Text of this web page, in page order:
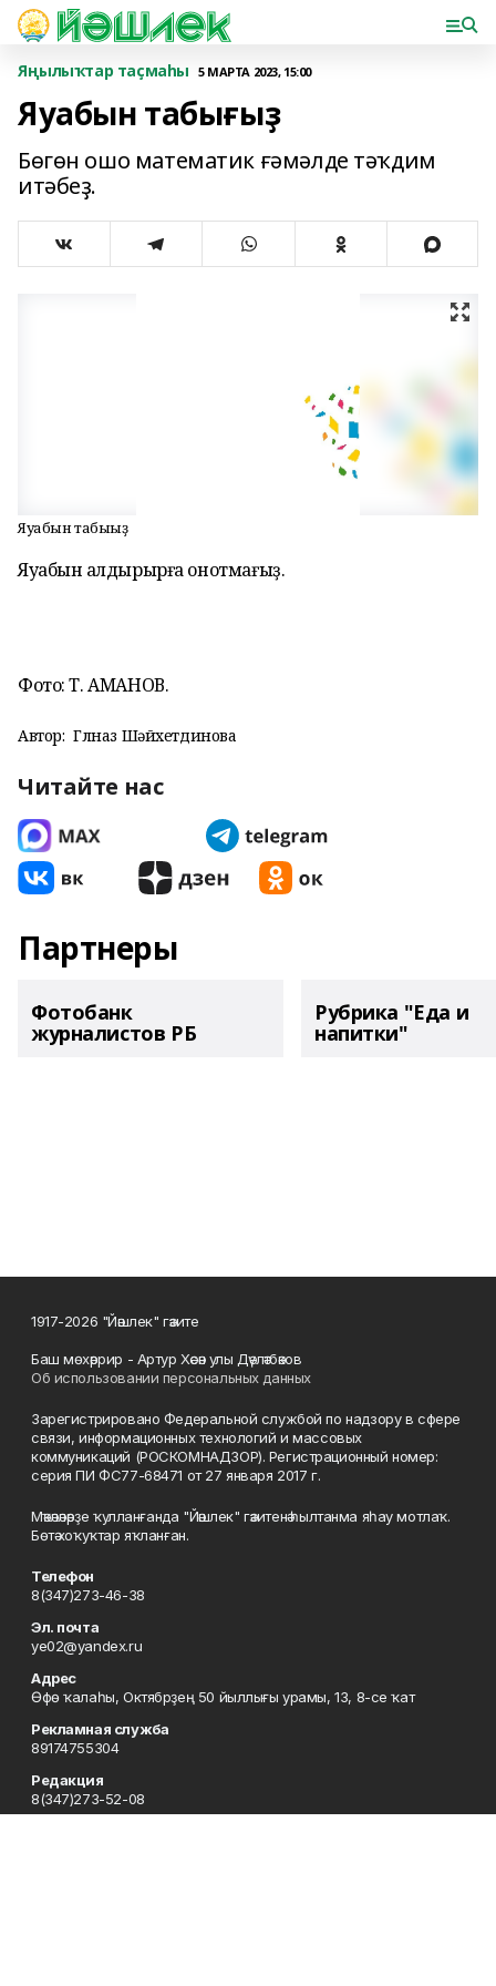
Яңылыҡтар таҫмаһы 5 МАРТА 2023, 15:00
Яуабын табығыҙ
Бөгөн ошо математик ғәмәлде тәҡдим
итәбеҙ.
Яуабын табығыҙ
Яуабын ҡалдырырға онотмағыҙ.
Фото: Т. АМАНОВ.
Автор: Гөлназ Шәйхетдинова
Читайте нас
Партнеры
Фотобанк
журналистов РБ
Рубрика "Еда и
напитки"
1917-2026 "Йәшлек" гәзите
Баш мөхәррир - Артур Хәсән улы Дәүләтбәков
Об использовании персональных данных
Зарегистрировано Федеральной службой по надзору в сфере
связи, информационных технологий и массовых
коммуникаций (РОСКОМНАДЗОР). Регистрационный номер:
серия ПИ ФС77-68471 от 27 января 2017 г.
Мәҡәләләрҙе ҡулланғанда "Йәшлек" гәзитенә һылтанма яһау мотлаҡ.
Бөтә хоҡуҡтар яҡланған.
Телефон
8(347)273-46-38
Эл. почта
ye02@yandex.ru
Адрес
Өфө ҡалаһы, Октябрҙең 50 йыллығы урамы, 13, 8-се ҡат
Рекламная служба
89174755304
Редакция
8(347)273-52-08